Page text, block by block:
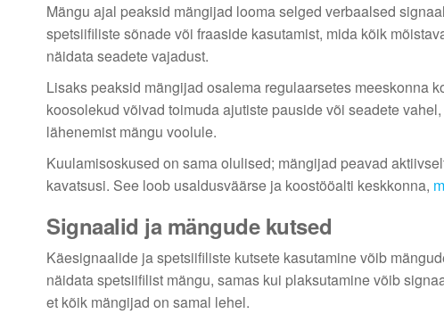
Mängu ajal peaksid mängijad looma selged verbaalsed
spetsiifiliste sõnade või fraaside kasutamist, mida kõik
näidata seadete vajadust.
Lisaks peaksid mängijad osalema regulaarsetes meeskonna
koosolekud võivad toimuda ajutiste pauside või seadete
lähenemist mängu voolule.
Kuulamisoskused on sama olulised; mängijad peavad
kavatsusi. See loob usaldusväärse ja koostööalti keskkonna,
Signaalid ja mängude kutsed
Käesignaalide ja spetsiifiliste kutsete kasutamine võib
näidata spetsiifilist mängu, samas kui plaksutamine võib
et kõik mängijad on samal lehel.